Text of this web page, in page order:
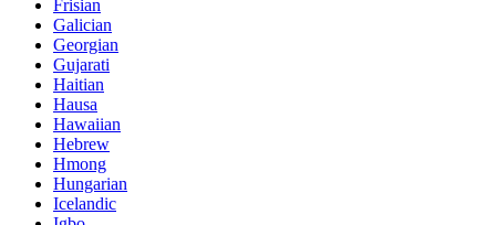
Frisian
Galician
Georgian
Gujarati
Haitian
Hausa
Hawaiian
Hebrew
Hmong
Hungarian
Icelandic